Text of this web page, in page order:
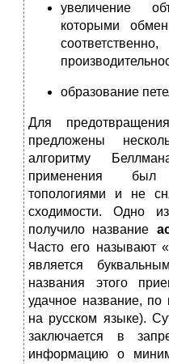
увеличение
которыми
образование
Для
предложены
алгоритму
применения был
топологиями и не
сходимости. Одно
получило название
Часто его называют
является
названия этого
удачное название,
на русском языке).
заключается в
информацию о